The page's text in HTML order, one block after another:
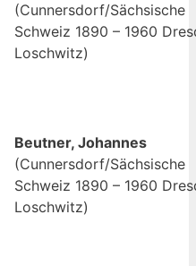
(Cunnersdorf/Sächsische
Schweiz 1890 – 1960
Loschwitz)
Beutner, Johannes
(Cunnersdorf/Sächsische
Schweiz 1890 – 1960
Loschwitz)